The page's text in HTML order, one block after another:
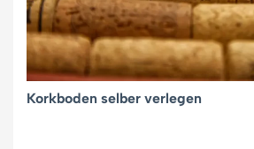
Korkboden selber verlegen